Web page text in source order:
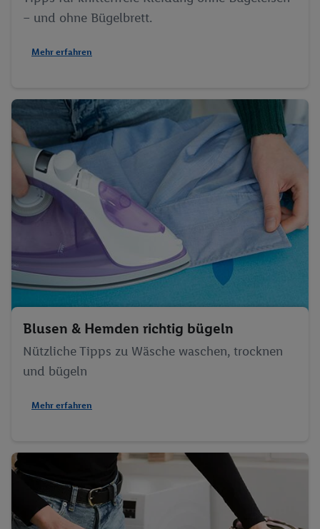
– und ohne Bügelbrett.
Mehr erfahren
Blusen & Hemden richtig bügeln
Nützliche Tipps zu Wäsche waschen, trocknen
und bügeln
Mehr erfahren